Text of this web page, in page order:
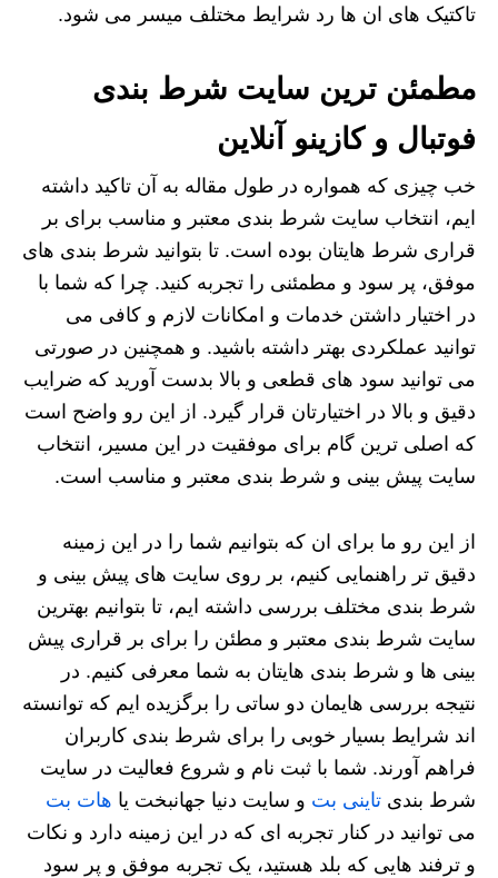
تاکتیک های ان ها رد شرایط مختلف میسر می شود.
مطمئن ترین سایت شرط بندی
فوتبال و کازینو آنلاین
خب چیزی که همواره در طول مقاله به آن تاکید داشته
ایم، انتخاب سایت شرط بندی معتبر و مناسب برای بر
قراری شرط هایتان بوده است. تا بتوانید شرط بندی های
موفق، پر سود و مطمئنی را تجربه کنید. چرا که شما با
در اختیار داشتن خدمات و امکانات لازم و کافی می
توانید عملکردی بهتر داشته باشید. و همچنین در صورتی
می توانید سود های قطعی و بالا بدست آورید که ضرایب
دقیق و بالا در اختیارتان قرار گیرد. از این رو واضح است
که اصلی ترین گام برای موفقیت در این مسیر، انتخاب
سایت پیش بینی و شرط بندی معتبر و مناسب است.
از این رو ما برای ان که بتوانیم شما را در این زمینه
دقیق تر راهنمایی کنیم، بر روی سایت های پیش بینی و
شرط بندی مختلف بررسی داشته ایم، تا بتوانیم بهترین
سایت شرط بندی معتبر و مطئن را برای بر قراری پیش
بینی ها و شرط بندی هایتان به شما معرفی کنیم. در
نتیجه بررسی هایمان دو ساتی را برگزیده ایم که توانسته
اند شرایط بسیار خوبی را برای شرط بندی کاربران
فراهم آورند. شما با ثبت نام و شروع فعالیت در سایت
شرط بندی تاینی بت و سایت دنیا جهانبخت یا هات بت
می توانید در کنار تجربه ای که در این زمینه دارد و نکات
و ترفند هایی که بلد هستید، یک تجربه موفق و پر سود